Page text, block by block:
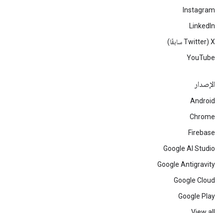
Instagram
LinkedIn
‫X ‏(Twitter سابقًا)
YouTube
الإصدار
Android
Chrome
Firebase
Google AI Studio
Google Antigravity
Google Cloud
Google Play